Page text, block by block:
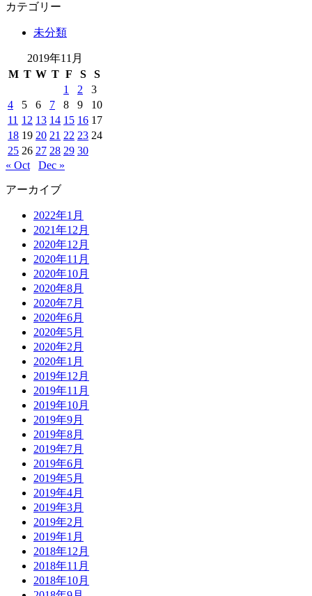
カテゴリー
未分類
2019年11月
M T W T F S
S
1
2
3
4
5 6 7 8 9
10
11 12 13 14 15 16 17
18 19 20 21 22 23 24
25 26 27 28 29 30
« Oct
Dec »
アーカイブ
2022年1月
2021年12月
2020年12月
2020年11月
2020年10月
2020年8月
2020年7月
2020年6月
2020年5月
2020年2月
2020年1月
2019年12月
2019年11月
2019年10月
2019年9月
2019年8月
2019年7月
2019年6月
2019年5月
2019年4月
2019年3月
2019年2月
2019年1月
2018年12月
2018年11月
2018年10月